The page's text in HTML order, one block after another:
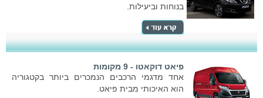
בנוחות וביעילות.
פיאט דוקאטו - 9 מקומות
אחד מדגמי הרכבים הנמכרים ביותר בקטגוריה
הוא האיכותי מבית פיאט.